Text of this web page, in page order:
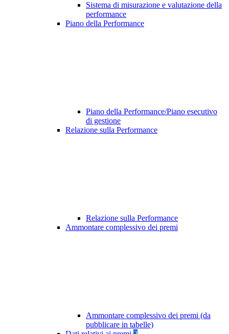
Sistema di misurazione e valutazione della
performance
Piano della Performance
Piano della Performance/Piano esecutivo
di gestione
Relazione sulla Performance
Relazione sulla Performance
Ammontare complessivo dei premi
Ammontare complessivo dei premi (da
pubblicare in tabelle)